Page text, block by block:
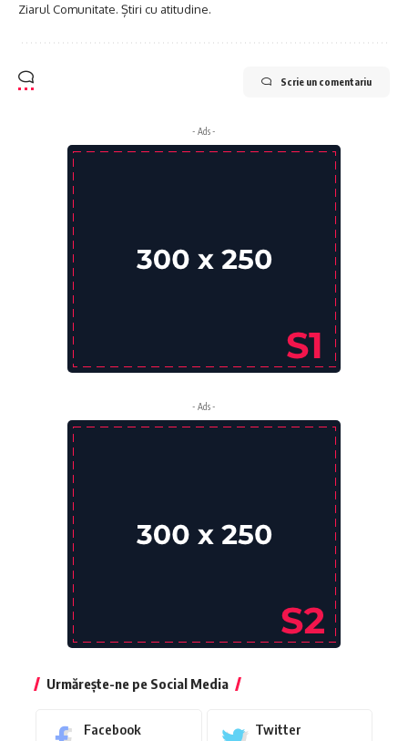
Ziarul Comunitate. Știri cu atitudine.
Scrie un comentariu
- Ads -
- Ads -
Urmărește-ne pe Social Media
Facebook Twitter